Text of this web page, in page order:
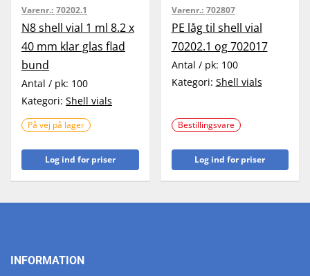
Varenr.: 70202.1
N8 shell vial 1 ml 8.2 x
40 mm klar glas flad
bund
Antal / pk: 100
Kategori: Shell vials
På vej på lager
Log ind for priser
Varenr.: 702807
PE låg til shell vial
70202.1 og 702017
Antal / pk: 100
Kategori: Shell vials
Bestillingsvare
Log ind for priser
INFORMATION